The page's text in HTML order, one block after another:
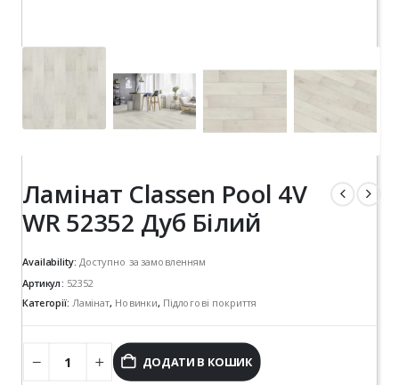
Ламінат Classen Pool 4V
WR 52352 Дуб Білий
Availability: Доступно за замовленням
Артикул: 52352
Категорії: Ламінат, Новинки, Підлогові покриття
ДОДАТИ В КОШИК